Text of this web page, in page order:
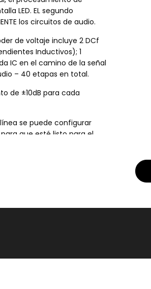
LED. EL segundo
los circuitos de audio.
de voltaje incluye 2 DCf
Inductivos); 1
IC en el camino de la señal
– 40 etapas en total.
de ±10dB para cada
se puede configurar
que esté listo para el